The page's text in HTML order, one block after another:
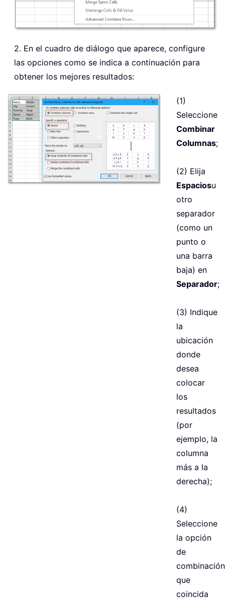
2. En el cuadro de diálogo que aparece, configure
las opciones como se indica a continuación para
obtener los mejores resultados:
(1)
Seleccione
Combinar
Columnas;
(2) Elija
Espaciosu
otro
separador
(como un
punto o
una barra
baja) en
Separador;
(3) Indique
la
ubicación
donde
desea
colocar
los
resultados
(por
ejemplo, la
columna
más a la
derecha);
(4)
Seleccione
la opción
de
combinación
que
coincida